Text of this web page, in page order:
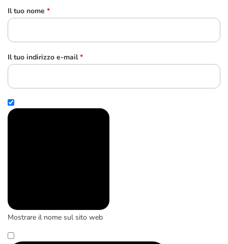
Il tuo nome *
Il tuo indirizzo e-mail *
Mostrare il nome sul sito web